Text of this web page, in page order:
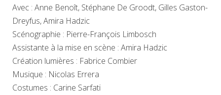
Avec : Anne Benoît, Stéphane De Groodt, Gilles Gaston-
Dreyfus, Amira Hadzic
Scénographie : Pierre-François Limbosch
Assistante à la mise en scène : Amira Hadzic
Création lumières : Fabrice Combier
Musique : Nicolas Errera
Costumes : Carine Sarfati